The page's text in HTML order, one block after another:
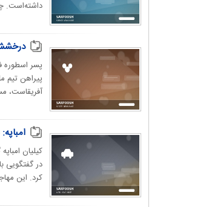
داشته‌است.
درخشش
پسر اسطوره
پیراهن تیم
آفریقاست،
کیلیان
کرد. این